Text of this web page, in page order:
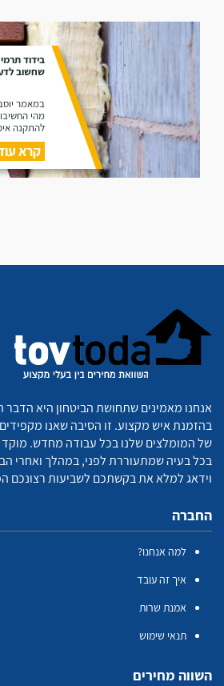
בידוד
שחשוב
במאמר
מהי
להתקנה
קרא
אנחנו מאמינים שתחושת הביטחון היא הדבר
בהזמנת איש מקצוע. זו הסיבה שאנו
של המומלצים שלנו בכל עבודה מחדש. מוקד
בכל בעיה שמתעוררת לפני, במהלך ואחרי
וידאג למלא את בקשתכם לשביעות רצונכם
החברה
למה אנחנו?
איך זה עובד
אמנת שרות
תנאי שימוש
השווה מחירים